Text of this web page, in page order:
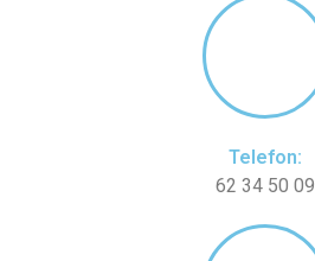
Telefon:
62 34 50 09